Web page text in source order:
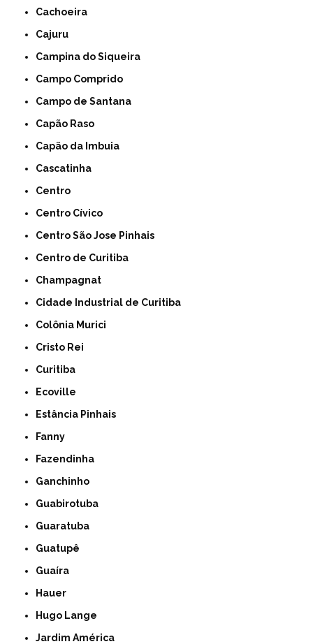
Cachoeira
Cajuru
Campina do Siqueira
Campo Comprido
Campo de Santana
Capão Raso
Capão da Imbuia
Cascatinha
Centro
Centro Cívico
Centro São Jose Pinhais
Centro de Curitiba
Champagnat
Cidade Industrial de Curitiba
Colônia Murici
Cristo Rei
Curitiba
Ecoville
Estância Pinhais
Fanny
Fazendinha
Ganchinho
Guabirotuba
Guaratuba
Guatupê
Guaíra
Hauer
Hugo Lange
Jardim América